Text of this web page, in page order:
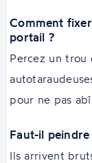
Comment
portail ?
Percez un trou
pour ne pas
Faut-il
Ils arrivent